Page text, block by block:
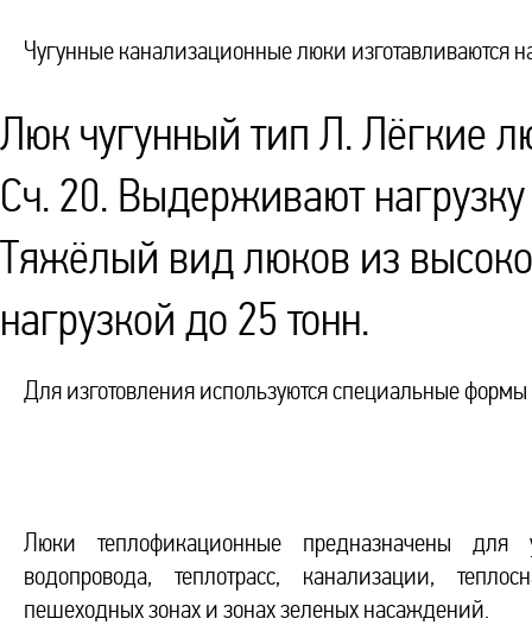
Чугунные канализационные люки изготавливаются
Люк чугунный тип Л. Лёгкие
Сч. 20. Выдерживают
Тяжёлый вид люков из
нагрузкой до 25 тонн.
Для изготовления используются специальные
Люки теплофикационные предназначены для
водопровода, теплотрасс, канализации,
пешеходных зонах и зонах зеленых насаждений.